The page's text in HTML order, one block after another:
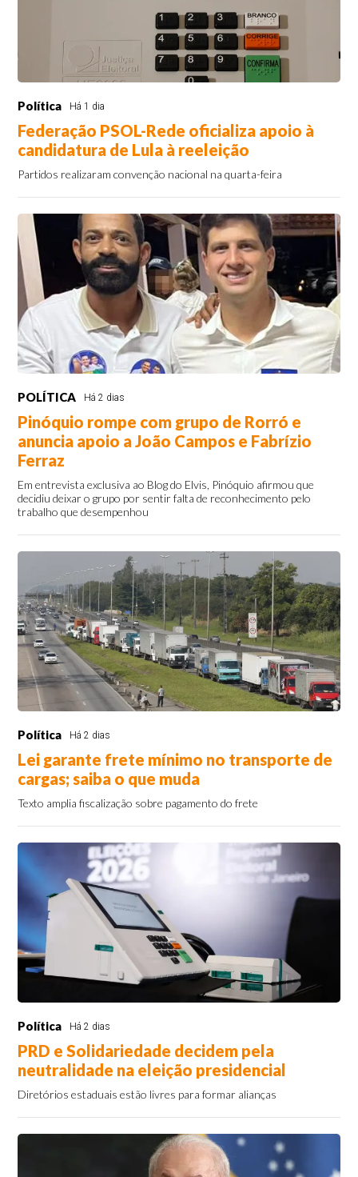
Política Há 1 dia
Federação PSOL-Rede oficializa apoio à
candidatura de Lula à reeleição
Partidos realizaram convenção nacional na quarta-feira
POLÍTICA Há 2 dias
Pinóquio rompe com grupo de Rorró e
anuncia apoio a João Campos e Fabrízio
Ferraz
Em entrevista exclusiva ao Blog do Elvis, Pinóquio afirmou que
decidiu deixar o grupo por sentir falta de reconhecimento pelo
trabalho que desempenhou
Política Há 2 dias
Lei garante frete mínimo no transporte de
cargas; saiba o que muda
Texto amplia fiscalização sobre pagamento do frete
Política Há 2 dias
PRD e Solidariedade decidem pela
neutralidade na eleição presidencial
Diretórios estaduais estão livres para formar alianças